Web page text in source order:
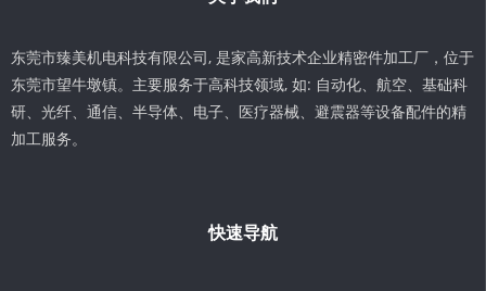
东莞市臻美机电科技有限公司, 是家高新技术企业精密件加工厂，位于
东莞市望牛墩镇。主要服务于高科技领域, 如: 自动化、航空、基础科
研、光纤、通信、半导体、电子、医疗器械、避震器等设备配件的精
加工服务。
快速导航